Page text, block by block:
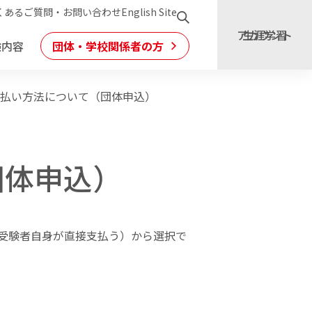
あるご質問・お問い合わせEnglish Site
閉じる
閉じる
関係者の方
閉じる
関係者の方
閉じる
いて
容
閉じる
団体・学校関係者の方
生涯学習
アカウント
い方法について（団体申込）
申込）
験者自身が直接支払う）から選択で